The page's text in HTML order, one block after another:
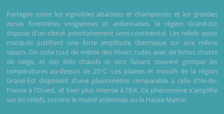
Partagée entre les vignobles alsaciens et champenois et les grandes
zones forestières vosgiennes et ardennaises, la région Grand-Est
dispose d'un climat prioritairement semi-continental. Les reliefs assez
marqués justifient une forte amplitude thermique sur une même
saison. On note tout de même des hivers rudes avec de fortes chutes
de neige, et des étés chauds et secs faisant souvent grimper les
températures au-dessus de 25°C. Les plaines et massifs de la région
Grand-Est disposent d'une pluviométrie comparable à celle d'Ile-de-
France à l'Ouest, et bien plus intense à l'Est. Ce phénomène s'amplifie
sur les reliefs, comme le massif ardennais ou la Haute-Marne.